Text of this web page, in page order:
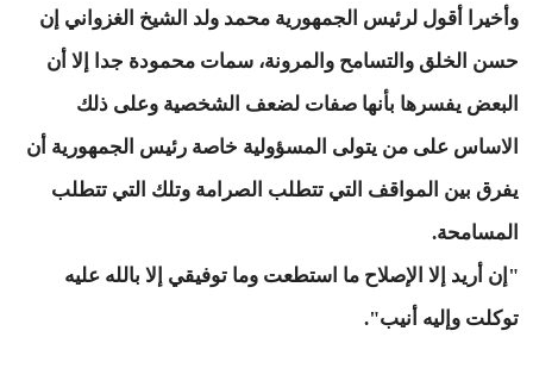
وأخيرا أقول لرئيس الجمهورية محمد ولد الشيخ الغزواني إن
حسن الخلق والتسامح والمرونة، سمات محمودة جدا إلا أن
البعض يفسرها بأنها صفات لضعف الشخصية وعلى ذلك
الاساس على من يتولى المسؤولية خاصة رئيس الجمهورية أن
يفرق بين المواقف التي تتطلب الصرامة وتلك التي تتطلب
المسامحة.
"إن أريد إلا الإصلاح ما استطعت وما توفيقي إلا بالله عليه
توكلت وإليه أنيب".